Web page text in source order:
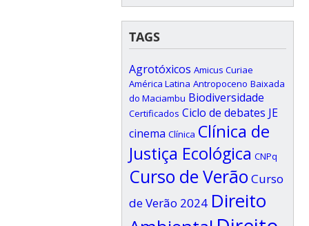
TAGS
Agrotóxicos Amicus Curiae
América Latina Antropoceno Baixada
do Maciambu Biodiversidade
Certificados Ciclo de debates JE
cinema Clínica Clínica de
Justiça Ecológica CNPq
Curso de Verão Curso
de Verão 2024 Direito